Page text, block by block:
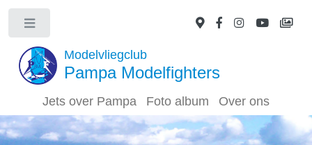
Modelvliegclub
Pampa Modelfighters
Jets over Pampa Foto album Over ons